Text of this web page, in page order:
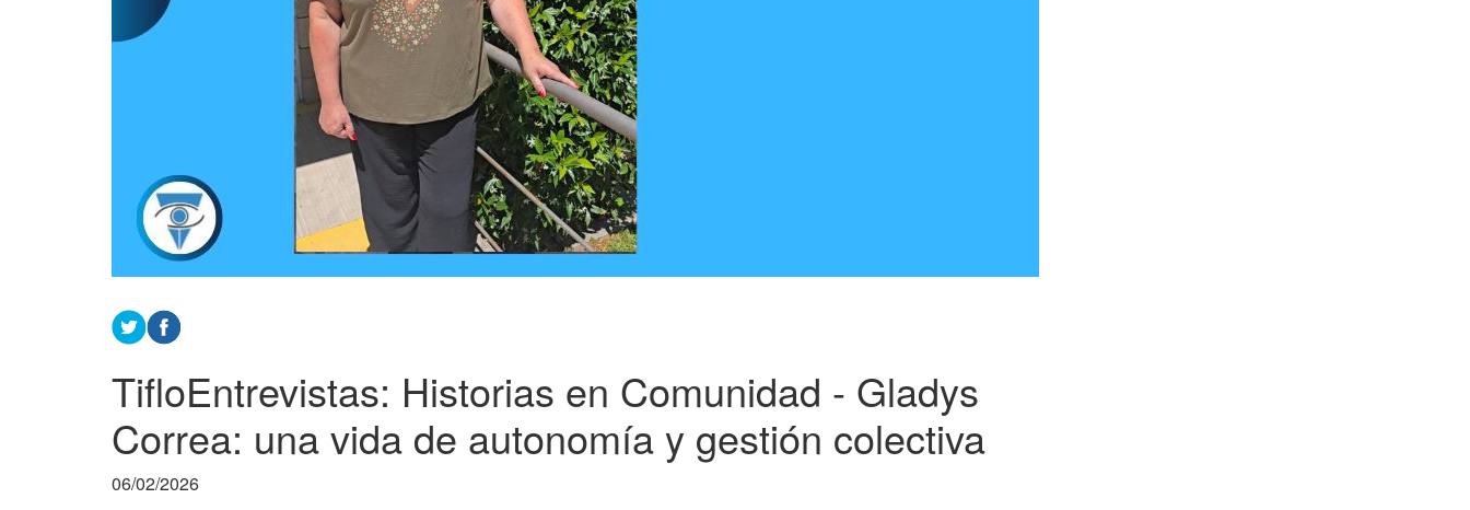
TifloEntrevistas: Historias en Comunidad - Gladys
Correa: una vida de autonomía y gestión colectiva
06/02/2026